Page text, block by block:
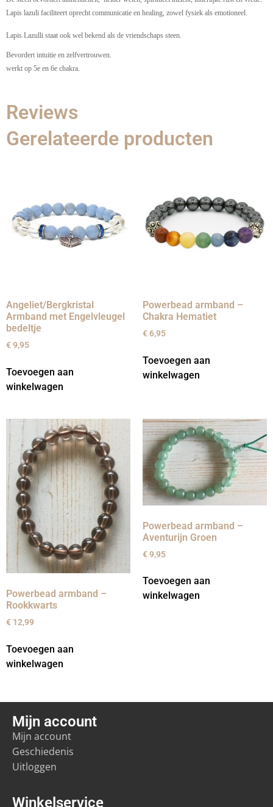
Lapis lazuli faciliteert oprecht communicatie en healing, zowel fysiek als emotioneel.
Lapis Lazulli staat ook wel bekend als de vriendschaps steen.
Bevordert intuitie en zelfvertrouwen.
werkt op 5e en 6e chakra.
Reviews
Gerelateerde producten
Angeliet/Bergkristal
Armband met Engelvleugel
bedeltje
€9,95
Toevoegen aan
winkelwagen
Powerbead armband –
Chakra Hematiet
€6,95
Toevoegen aan
winkelwagen
Powerbead armband –
Rookkwarts
€ 12,99
Toevoegen aan
winkelwagen
Powerbead armband –
Aventurijn Groen
€9,95
Toevoegen aan
winkelwagen
Winkelservice
Mijn account
Mijn account
Geschiedenis
Uitloggen